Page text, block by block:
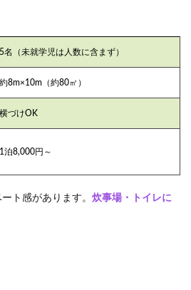
5名（未就学児は人数に含まず）
約8m×10m（約80㎡）
横づけOK
1泊8,000円～
ト感があります。 炊事場・トイレに